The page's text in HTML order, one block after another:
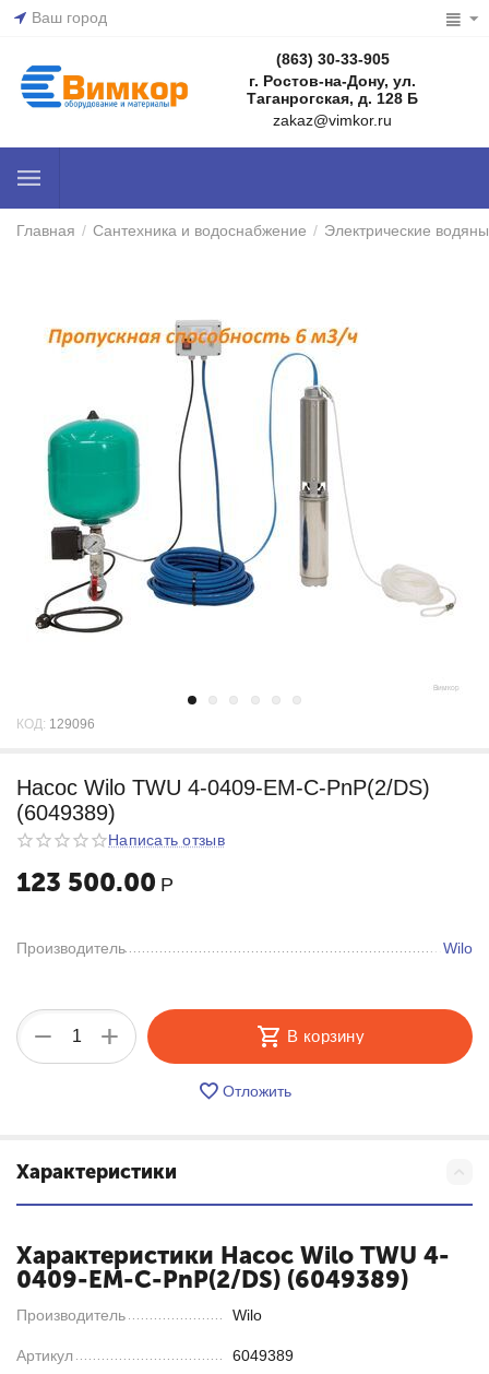
Ваш город
(863) 30-33-905
г. Ростов-на-Дону, ул.
Таганрогская, д. 128 Б
zakaz@vimkor.ru
Главная / Сантехника и водоснабжение / Электрические
КОД: 129096
Насос Wilo TWU 4-0409-EM-C-PnP(2/DS)
(6049389)
Написать отзыв
123 500.00 Р
Производитель Wilo
+
− В корзину
Отложить
Характеристики
Характеристики Насос Wilo TWU 4-
0409-EM-C-PnP(2/DS) (6049389)
Производитель Wilo
Артикул 6049389